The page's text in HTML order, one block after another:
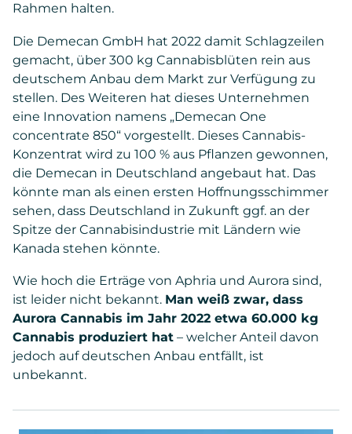
Rahmen halten.
Die Demecan GmbH hat 2022 damit Schlagzeilen
gemacht, über 300 kg Cannabisblüten rein aus
deutschem Anbau dem Markt zur Verfügung zu
stellen. Des Weiteren hat dieses Unternehmen
eine Innovation namens „Demecan One
concentrate 850“ vorgestellt. Dieses Cannabis-
Konzentrat wird zu 100 % aus Pflanzen gewonnen,
die Demecan in Deutschland angebaut hat. Das
könnte man als einen ersten Hoffnungsschimmer
sehen, dass Deutschland in Zukunft ggf. an der
Spitze der Cannabisindustrie mit Ländern wie
Kanada stehen könnte.
Wie hoch die Erträge von Aphria und Aurora sind,
ist leider nicht bekannt. Man weiß zwar, dass
Aurora Cannabis im Jahr 2022 etwa 60.000 kg
Cannabis produziert hat – welcher Anteil davon
jedoch auf deutschen Anbau entfällt, ist
unbekannt.